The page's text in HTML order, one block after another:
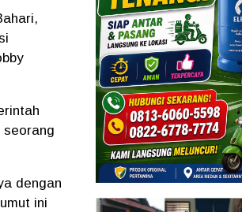
seorang
dengan
ini